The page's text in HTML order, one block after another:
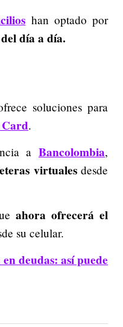
han optado por
día a día.
soluciones para
Card.
a Bancolombia,
virtualesdesde
ahora ofrecerá el
su celular.
deudas: así puede